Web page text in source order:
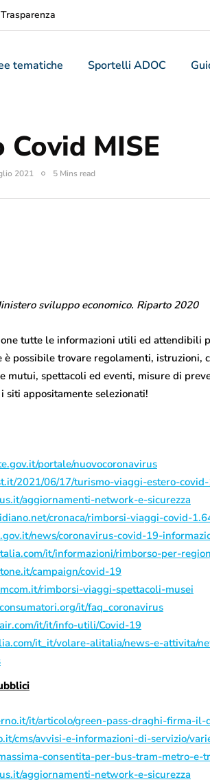
Trasparenza
tematiche Sportelli ADOC
MISE
2021 5 Mins read
sviluppo economico. Riparto 2020
tutte le informazioni utili ed attendibili
è possibile trovare regolamenti,
mutui, spettacoli ed eventi, misure di
siti appositamente selezionati!
portale/nuovocoronavirus
2021/06/17/turismo-viaggi-estero-
aggiornamenti-network-e-sicurezza
cronaca/rimborsi-viaggi-covid-
news/coronavirus-covid-19-
it/informazioni/rimborso-per-
campaign/covid-19
rimborsi-viaggi-spettacoli-musei
it/faq_coronavirus
it/it/info-utili/Covid-19
it_it/volare-alitalia/news-e-attivita/
it/articolo/green-pass-draghi-firma-
cms/avvisi-e-informazioni-di-servizio/
consentita-per-bus-tram-metro-
aggiornamenti-network-e-sicurezza